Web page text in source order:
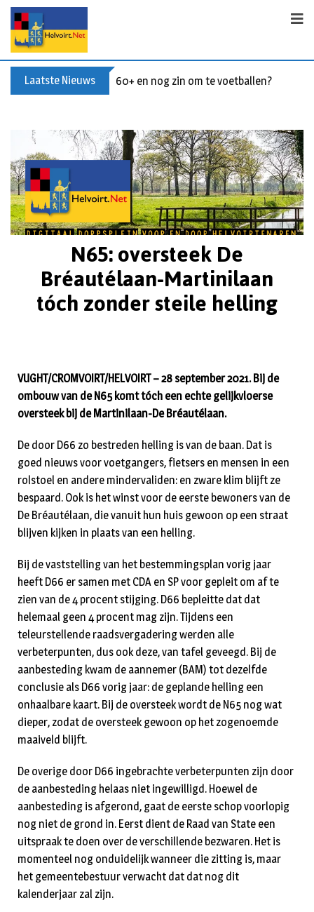
Laatste Nieuws 60+ en nog zin om te voetballen? Kom
N65: oversteek De
Bréautélaan-Martinilaan
tóch zonder steile helling
VUGHT/CROMVOIRT/HELVOIRT – 28 september 2021. Bij de
ombouw van de N65 komt tóch een echte gelijkvloerse
oversteek bij de Martinilaan-De Bréautélaan.
De door D66 zo bestreden helling is van de baan. Dat is
goed nieuws voor voetgangers, fietsers en mensen in een
rolstoel en andere mindervaliden: en zware klim blijft ze
bespaard. Ook is het winst voor de eerste bewoners van de
De Bréautélaan, die vanuit hun huis gewoon op een straat
blijven kijken in plaats van een helling.
Bij de vaststelling van het bestemmingsplan vorig jaar
heeft D66 er samen met CDA en SP voor gepleit om af te
zien van de 4 procent stijging. D66 bepleitte dat dat
helemaal geen 4 procent mag zijn. Tijdens een
teleurstellende raadsvergadering werden alle
verbeterpunten, dus ook deze, van tafel geveegd. Bij de
aanbesteding kwam de aannemer (BAM) tot dezelfde
conclusie als D66 vorig jaar: de geplande helling een
onhaalbare kaart. Bij de oversteek wordt de N65 nog wat
dieper, zodat de oversteek gewoon op het zogenoemde
maaiveld blijft.
De overige door D66 ingebrachte verbeterpunten zijn door
de aanbesteding helaas niet ingewilligd. Hoewel de
aanbesteding is afgerond, gaat de eerste schop voorlopig
nog niet de grond in. Eerst dient de Raad van State een
uitspraak te doen over de verschillende bezwaren. Het is
momenteel nog onduidelijk wanneer die zitting is, maar
het gemeentebestuur verwacht dat dat nog dit
kalenderjaar zal zijn.